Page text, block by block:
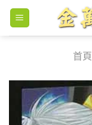
Skip
content
首頁